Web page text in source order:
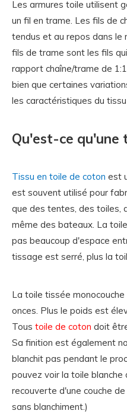
Les armures toile utilisent
un fil en trame. Les fils de
tendus et au repos dans le
fils de trame sont les fils
rapport chaîne/trame de
bien que certaines
les caractéristiques du
Qu'est-ce qu'une
Tissu en toile de coton est
est souvent utilisé pour
que des tentes, des toiles,
même des bateaux. La
pas beaucoup d'espace
tissage est serré, plus la
La toile tissée
onces. Plus le poids est
Tous toile de coton doit
Sa finition est également
blanchit pas pendant le
pouvez voir la toile
recouverte d'une couche
sans blanchiment.)